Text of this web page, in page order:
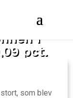
i
pct.
som blev